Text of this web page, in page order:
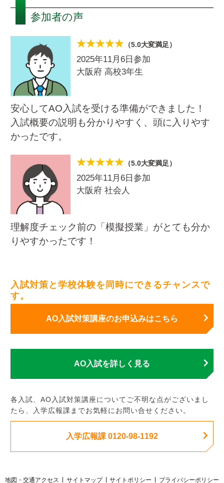
参加者の声
（5.0大変満足）
2025年11月6日参加
大阪府 高校3年生
安心してAO入試を受ける準備ができました！
入試概要の説明も分かりやすく、頭に入りやす
かったです。
（5.0大変満足）
2025年11月6日参加
大阪府 社会人
理解度チェック前の「模擬授業」がとても分か
りやすかったです！
入試対策と学校体験を同時にできるチャンスで
す。
AO入試対策講座のお申込みはこちら
AO入試を詳しく見る
各入試、AO入試対策講座についてご不明な点がございまし
たら、入学広報課までお気軽にお問い合せください。
入学広報課 0120-98-1192
地図・交通アクセス サイトマップ サイトポリシー プライバシーポリシー